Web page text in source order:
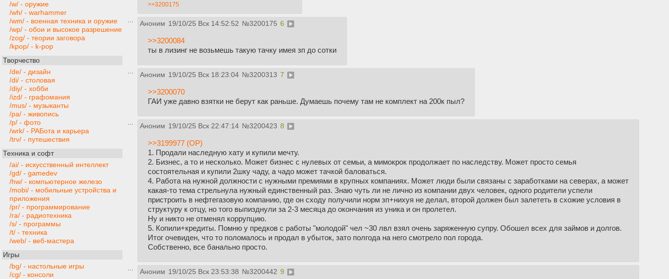
/w/ - оружие
/wh/ - warhammer
/wm/ - военная техника и оружие
/wp/ - обои и высокое разрешение
/zog/ - теории заговора
/kpop/ - k-pop
Творчество
/de/ - дизайн
/di/ - столовая
/diy/ - хобби
/izd/ - графомания
/mus/ - музыканты
/pa/ - живопись
/p/ - фото
/wrk/ - РАБота и карьера
/trv/ - путешествия
Техника и софт
/ai/ - искусственный интеллект
/gd/ - gamedev
/hw/ - компьютерное железо
/mobi/ - мобильные устройства и
приложения
/pr/ - программирование
/ra/ - радиотехника
/s/ - программы
/t/ - техника
/web/ - веб-мастера
Игры
/bg/ - настольные игры
/cg/ - консоли
>>3200175
Аноним 19/10/25 Вск 14:52:52 №3200175 6
>>3200084
ты в лизинг не возьмешь такую тачку имея зп до сотки
Аноним 19/10/25 Вск 18:23:04 №3200313 7
>>3200070
ГАИ уже давно взятки не берут как раньше. Думаешь почему там не комплект на 200к пыл?
Аноним 19/10/25 Вск 22:47:14 №3200423 8
>>3199977 (OP)
1. Продали наследную хату и купили мечту.
2. Бизнес, а то и несколько. Может бизнес с нулевых от семьи, а мимокрок продолжает по наследству. Может просто семья
состоятельная и купили 2шку чаду, а чадо может тачкой баловаться.
4. Работа на нужной должности с нужными премиями в крупных компаниях. Может люди были связаны с заработками на северах, а может
какая-то тема стрельнула нужный единственный раз. Знаю чуть ли не лично из компании двух человек, одного родители успели
пристроить в нефтегазовую компанию, где он сходу получили норм зп+нихуя не делал, второй должен был залететь в схожие условия в
структуру к отцу, но того выпизднули за 2-3 месяца до окончания из уника и он пролетел.
Ну и никто не отменял коррупцию.
5. Копили+кредиты. Помню у предков с работы "молодой" чел ~30 лвл взял очень заряженную супру. Обошел всех для займов и долгов.
Итог очевиден, что то поломалось и продал в убыток, зато полгода на него смотрело пол города.
Собственно, все банально просто.
Аноним 19/10/25 Вск 23:53:38 №3200442 9